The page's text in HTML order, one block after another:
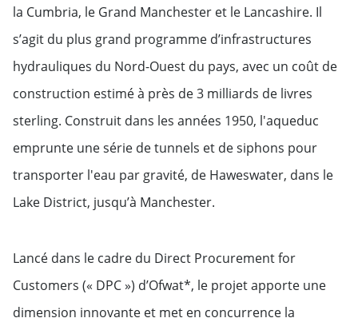
la Cumbria, le Grand Manchester et le Lancashire. Il
s’agit du plus grand programme d’infrastructures
hydrauliques du Nord-Ouest du pays, avec un coût de
construction estimé à près de 3 milliards de livres
sterling. Construit dans les années 1950, l'aqueduc
emprunte une série de tunnels et de siphons pour
transporter l'eau par gravité, de Haweswater, dans le
Lake District, jusqu’à Manchester.
Lancé dans le cadre du Direct Procurement for
Customers (« DPC ») d’Ofwat*, le projet apporte une
dimension innovante et met en concurrence la